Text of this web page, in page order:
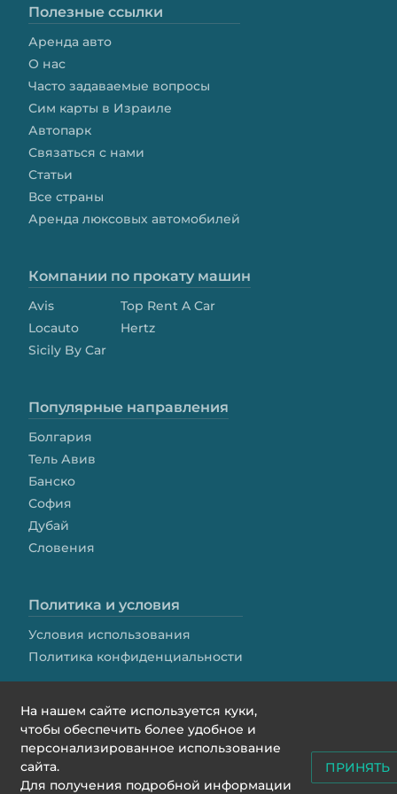
На нашем сайте используется куки,
чтобы обеспечить более удобное и
персонализированное использование
сайта.
Для получения подробной информации
ПРИНЯТЬ
путешественников
Полезные ссылки
Аренда авто
О нас
Часто задаваемые вопросы
Сим карты в Израиле
Автопарк
Связаться с нами
Статьи
Все страны
Аренда люксовых автомобилей
Компании по прокату машин
Avis
Locauto
Sicily By Car
Top Rent A Car
Hertz
Популярные направления
Болгария
Тель Авив
Банско
София
Дубай
Словения
Политика и условия
Условия использования
Политика конфиденциальности
contact@we4rent.com
© 2020 www.we4rent.com